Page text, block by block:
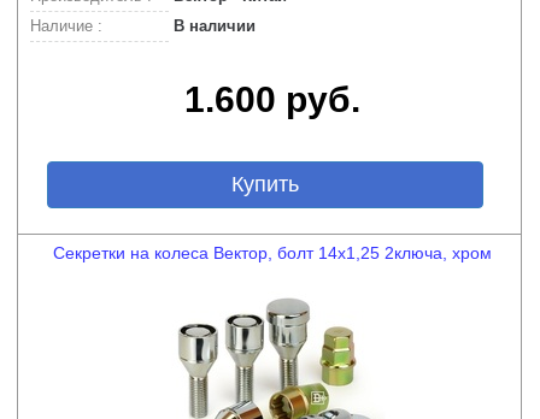
Наличие :
В наличии
1.600 руб.
Купить
Секретки на колеса Вектор, болт 14x1,25 2ключа, хром